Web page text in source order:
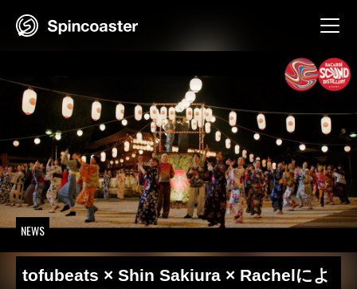
NEWS
tofubeats × Shin Sakiura × Rachelによ